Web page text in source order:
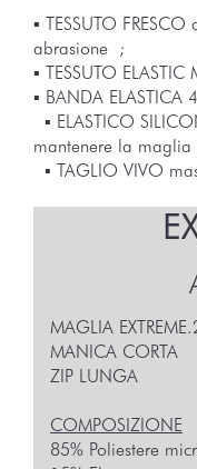
▪︎ TESSUTO
abrasione ;
▪︎ TESSUTO
▪︎ BANDA
▪︎ ELASTICO
mantenere la maglia
▪︎ TAGLIO VIVO
MAGLIA
MANICA CORTA
ZIP LUNGA
COMPOSIZIONE
85% Poliestere